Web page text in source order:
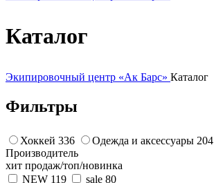
Каталог
Экипировочный центр «Ак Барс» Каталог
Фильтры
Хоккей 336 Одежда и аксессуары 204
Производитель
хит продаж/топ/новинка
NEW 119 sale 80